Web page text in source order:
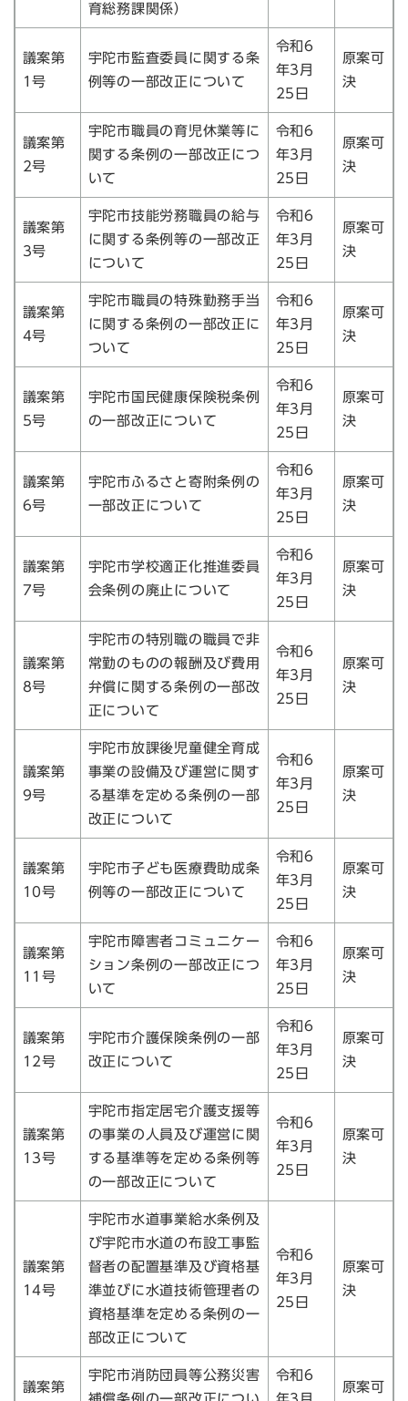
育総務課関係）
議案第
1号
宇陀市監査委員に関する条
例等の一部改正について
令和6
年3月
25日
原案可
決
議案第
2号
宇陀市職員の育児休業等に
関する条例の一部改正につ
いて
令和6
年3月
25日
原案可
決
議案第
3号
宇陀市技能労務職員の給与
に関する条例等の一部改正
について
令和6
年3月
25日
原案可
決
議案第
4号
宇陀市職員の特殊勤務手当
に関する条例の一部改正に
ついて
令和6
年3月
25日
原案可
決
議案第
5号
宇陀市国民健康保険税条例
の一部改正について
令和6
年3月
25日
原案可
決
議案第
6号
宇陀市ふるさと寄附条例の
一部改正について
令和6
年3月
25日
原案可
決
議案第
7号
宇陀市学校適正化推進委員
会条例の廃止について
令和6
年3月
25日
原案可
決
議案第
8号
宇陀市の特別職の職員で非
常勤のものの報酬及び費用
弁償に関する条例の一部改
正について
令和6
年3月
25日
原案可
決
議案第
9号
宇陀市放課後児童健全育成
事業の設備及び運営に関す
る基準を定める条例の一部
改正について
令和6
年3月
25日
原案可
決
議案第
10号
宇陀市子ども医療費助成条
例等の一部改正について
令和6
年3月
25日
原案可
決
議案第
11号
宇陀市障害者コミュニケー
ション条例の一部改正につ
いて
令和6
年3月
25日
原案可
決
議案第
12号
宇陀市介護保険条例の一部
改正について
令和6
年3月
25日
原案可
決
議案第
13号
宇陀市指定居宅介護支援等
の事業の人員及び運営に関
する基準等を定める条例等
の一部改正について
令和6
年3月
25日
原案可
決
議案第
14号
宇陀市水道事業給水条例及
び宇陀市水道の布設工事監
督者の配置基準及び資格基
準並びに水道技術管理者の
資格基準を定める条例の一
部改正について
令和6
年3月
25日
原案可
決
議案第
宇陀市消防団員等公務災害
令和6
原案可